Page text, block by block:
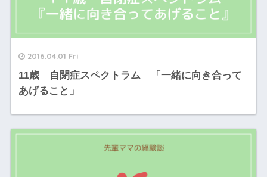
2016.04.01 Fri
11歳 自閉症スペクトラム 「一緒に向き合って
あげること」